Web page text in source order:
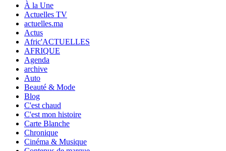
À la Une
Actuelles TV
actuelles.ma
Actus
Afric'ACTUELLES
AFRIQUE
Agenda
archive
Auto
Beauté & Mode
Blog
C'est chaud
C'est mon histoire
Carte Blanche
Chronique
Cinéma & Musique